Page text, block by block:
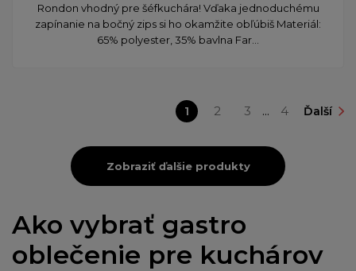
Rondon vhodný pre šéfkuchára! Vďaka jednoduchému
zapínanie na bočný zips si ho okamžite obľúbiš Materiál:
65% polyester, 35% bavlna Far...
1 2 3 ... 4 Ďalší
Zobraziť ďalšie produkty
Ako vybrať gastro
oblečenie pre kuchárov